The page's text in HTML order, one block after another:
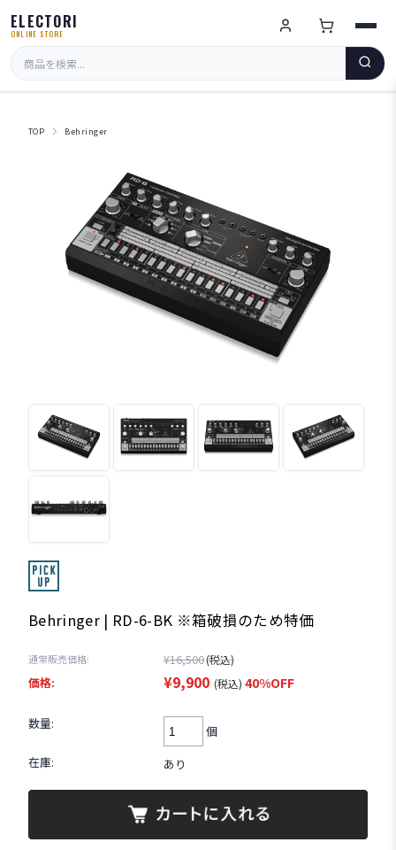
ELECTORI
ONLINE STORE
TOP Behringer
Behringer | RD-6-BK ※箱破損のため特価
通常販売価格: ¥16,500(税込)
価格: ¥9,900 (税込) 40%OFF
数量:
個
在庫:
あり